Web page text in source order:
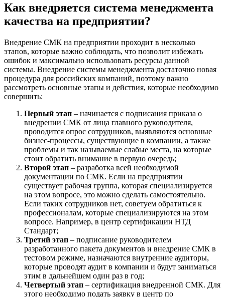
Как внедряется система менеджмента
качества на предприятии?
Внедрение СМК на предприятии проходит в несколько
этапов, которые важно соблюдать, что позволит избежать
ошибок и максимально использовать ресурсы данной
системы. Внедрение системы менеджмента достаточно новая
процедура для российских компаний, поэтому важно
рассмотреть основные этапы и действия, которые необходимо
совершить:
Первый этап – начинается с подписания приказа о
внедрении СМК от лица главного руководителя,
проводится опрос сотрудников, выявляются основные
бизнес-процессы, существующие в компании, а также
проблемы и так называемые слабые места, на которые
стоит обратить внимание в первую очередь;
Второй этап – разработка всей необходимой
документации по СМК. Если на предприятии
существует рабочая группа, которая специализируется
на этом вопросе, это можно сделать самостоятельно.
Если таких сотрудников нет, советуем обратиться к
профессионалам, которые специализируются на этом
вопросе. Например, в центр сертификации НТД
Стандарт;
Третий этап – подписание руководителем
разработанного пакета документов и внедрение СМК в
тестовом режиме, назначаются внутренние аудиторы,
которые проводят аудит в компании и будут заниматься
этим в дальнейшем один раз в год;
Четвертый этап – сертификация внедренной СМК. Для
этого необходимо подать заявку в центр по